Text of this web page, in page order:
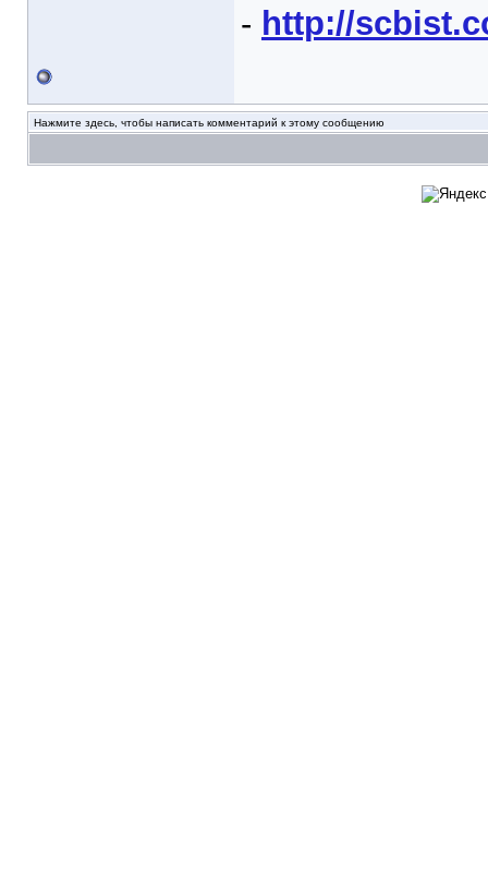
- http://
Нажмите здесь, чтобы написать комментарий к этому сообщению